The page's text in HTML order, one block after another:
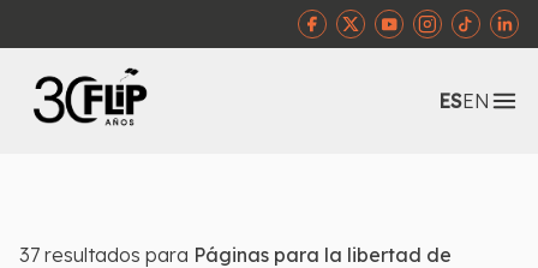
ESEN
37 resultados para Páginas para la libertad de